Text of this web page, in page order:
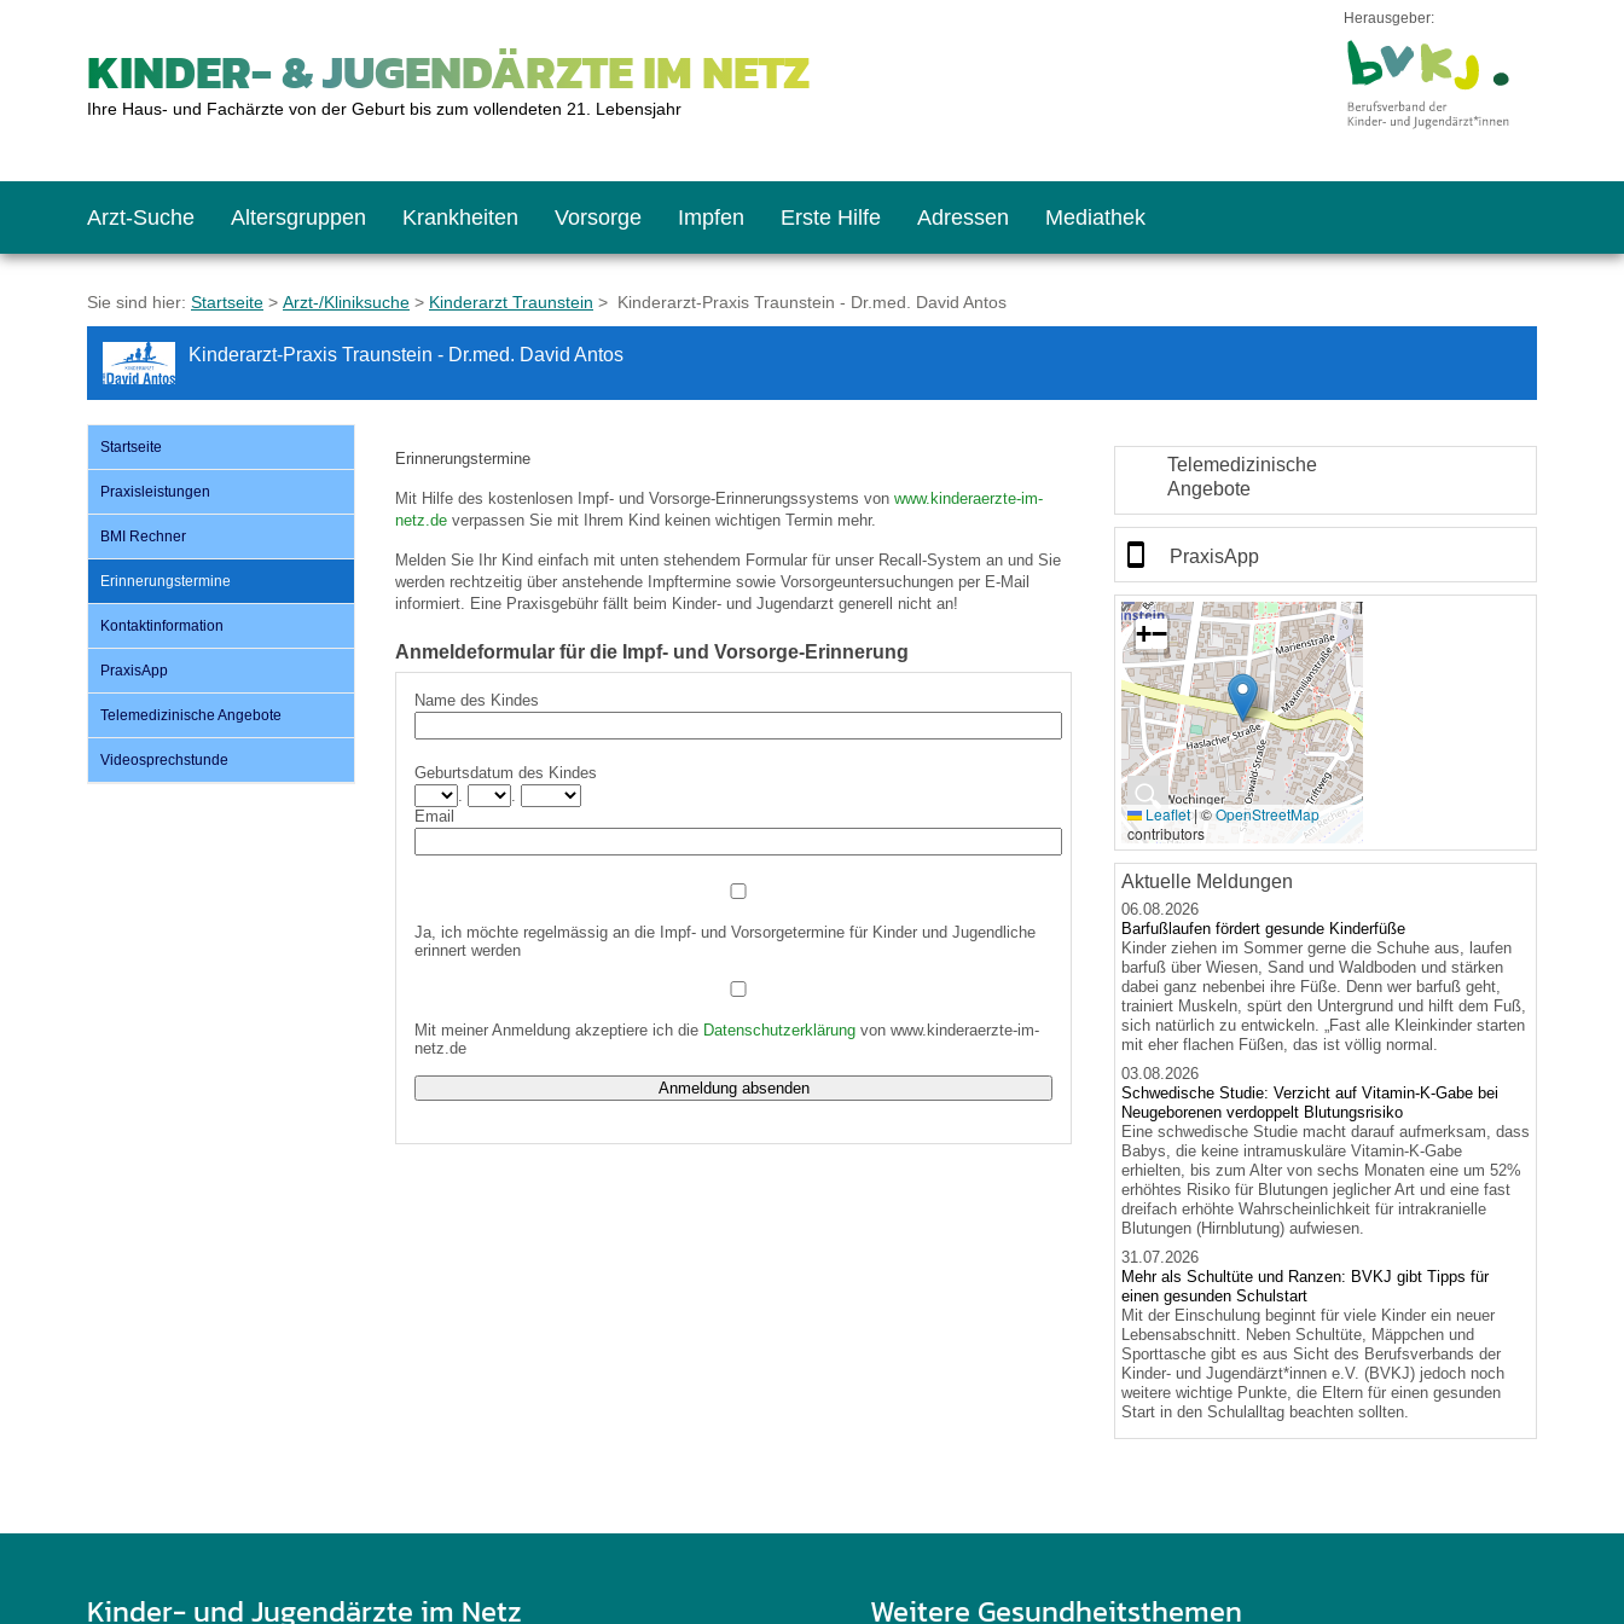
KINDER- & JUGENDÄRZTE IM NETZ
Ihre Haus- und Fachärzte von der Geburt bis zum vollendeten 21. Lebensjahr
Herausgeber:
Arzt-Suche Altersgruppen
Das erste Jahr
Schulkinder
Jugendliche
Krankheiten Vorsorge
Baby: U1 bis U6
Schulkind: U10 bis U11
Teenager: J1 bis J2
Impfen
Impfkalender
Was muss man beachten?
Impfreaktionen
Impfsicherheit
Häufige Fragen
Recht auf Impfung
Vorsorge- und Impferinnerung
Erste Hilfe
Notrufnummern
Hausapotheke
Sofortmaßnahmen
Notdienste
Adressen
Notdienste
Gesundheitsämter
Link-Tipps
Mediathek
BMI-Rechner
Blutdruckrechner
Wachstum-Rechner
Empfehlungen zum Bildschirmmediengebrauch
Hörlexikon
Material zu den Vorsorgen
Entwicklungskalender
Broschüren und Informationsflyer
Sie sind hier: Startseite > Arzt-/Kliniksuche > Kinderarzt Traunstein > Kinderarzt-Praxis Traunstein - Dr.med. David Antos
Kinderarzt-Praxis Traunstein - Dr.med. David Antos
Startseite
Praxisleistungen
BMI Rechner
Erinnerungstermine
Kontaktinformation
PraxisApp
Telemedizinische Angebote
Videosprechstunde
Erinnerungstermine
Mit Hilfe des kostenlosen Impf- und Vorsorge-Erinnerungssystems von www.kinderaerzte-im-
netz.de verpassen Sie mit Ihrem Kind keinen wichtigen Termin mehr.
Melden Sie Ihr Kind einfach mit unten stehendem Formular für unser Recall-System an und Sie
werden rechtzeitig über anstehende Impftermine sowie Vorsorgeuntersuchungen per E-Mail
informiert. Eine Praxisgebühr fällt beim Kinder- und Jugendarzt generell nicht an!
Anmeldeformular für die Impf- und Vorsorge-Erinnerung
Name des Kindes
Geburtsdatum des Kindes
Email
Ja, ich möchte regelmässig an die Impf- und Vorsorgetermine für Kinder und Jugendliche
erinnert werden
Mit meiner Anmeldung akzeptiere ich die Datenschutzerklärung von www.kinderaerzte-im-
netz.de
Telemedizinische
Angebote
PraxisApp
🔍
+−
Leaflet |©OpenStreetMap
contributors
Aktuelle Meldungen
06.08.2026
Barfußlaufen fördert gesunde Kinderfüße
Kinder ziehen im Sommer gerne die Schuhe aus, laufen
barfuß über Wiesen, Sand und Waldboden und stärken
dabei ganz nebenbei ihre Füße. Denn wer barfuß geht,
trainiert Muskeln, spürt den Untergrund und hilft dem Fuß,
sich natürlich zu entwickeln. „Fast alle Kleinkinder starten
mit eher flachen Füßen, das ist völlig normal.
03.08.2026
Schwedische Studie: Verzicht auf Vitamin-K-Gabe bei
Neugeborenen verdoppelt Blutungsrisiko
Eine schwedische Studie macht darauf aufmerksam, dass
Babys, die keine intramuskuläre Vitamin-K-Gabe
erhielten, bis zum Alter von sechs Monaten eine um 52%
erhöhtes Risiko für Blutungen jeglicher Art und eine fast
dreifach erhöhte Wahrscheinlichkeit für intrakranielle
Blutungen (Hirnblutung) aufwiesen.
31.07.2026
Mehr als Schultüte und Ranzen: BVKJ gibt Tipps für
einen gesunden Schulstart
Mit der Einschulung beginnt für viele Kinder ein neuer
Lebensabschnitt. Neben Schultüte, Mäppchen und
Sporttasche gibt es aus Sicht des Berufsverbands der
Kinder- und Jugendärzt*innen e.V. (BVKJ) jedoch noch
weitere wichtige Punkte, die Eltern für einen gesunden
Start in den Schulalltag beachten sollten.
Kinder- und Jugendärzte im Netz Weitere Gesundheitsthemen